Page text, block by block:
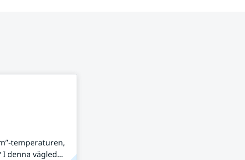
temperaturen,
denna vägled...